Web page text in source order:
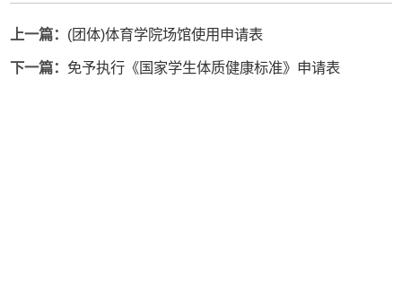
上一篇： (团体)体育学院场馆使用申请表
下一篇： 免予执行《国家学生体质健康标准》申请表